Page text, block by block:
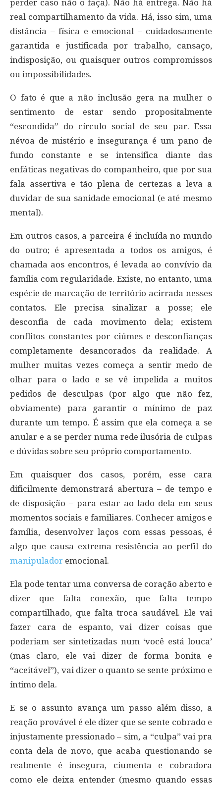
perder caso não o faça). Não há entrega. Não há
real compartilhamento da vida. Há, isso sim, uma
distância – física e emocional – cuidadosamente
garantida e justificada por trabalho, cansaço,
indisposição, ou quaisquer outros compromissos
ou impossibilidades.
O fato é que a não inclusão gera na mulher o
sentimento de estar sendo propositalmente
“escondida” do círculo social de seu par. Essa
névoa de mistério e insegurança é um pano de
fundo constante e se intensifica diante das
enfáticas negativas do companheiro, que por sua
fala assertiva e tão plena de certezas a leva a
duvidar de sua sanidade emocional (e até mesmo
mental).
Em outros casos, a parceira é incluída no mundo
do outro; é apresentada a todos os amigos, é
chamada aos encontros, é levada ao convívio da
família com regularidade. Existe, no entanto, uma
espécie de marcação de território acirrada nesses
contatos. Ele precisa sinalizar a posse; ele
desconfia de cada movimento dela; existem
conflitos constantes por ciúmes e desconfianças
completamente desancorados da realidade. A
mulher muitas vezes começa a sentir medo de
olhar para o lado e se vê impelida a muitos
pedidos de desculpas (por algo que não fez,
obviamente) para garantir o mínimo de paz
durante um tempo. É assim que ela começa a se
anular e a se perder numa rede ilusória de culpas
e dúvidas sobre seu próprio comportamento.
Em quaisquer dos casos, porém, esse cara
dificilmente demonstrará abertura – de tempo e
de disposição – para estar ao lado dela em seus
momentos sociais e familiares. Conhecer amigos e
família, desenvolver laços com essas pessoas, é
algo que causa extrema resistência ao perfil do
manipulador emocional.
Ela pode tentar uma conversa de coração aberto e
dizer que falta conexão, que falta tempo
compartilhado, que falta troca saudável. Ele vai
fazer cara de espanto, vai dizer coisas que
poderiam ser sintetizadas num ‘você está louca’
(mas claro, ele vai dizer de forma bonita e
“aceitável”), vai dizer o quanto se sente próximo e
íntimo dela.
E se o assunto avança um passo além disso, a
reação provável é ele dizer que se sente cobrado e
injustamente pressionado – sim, a “culpa” vai pra
conta dela de novo, que acaba questionando se
realmente é insegura, ciumenta e cobradora
como ele deixa entender (mesmo quando essas